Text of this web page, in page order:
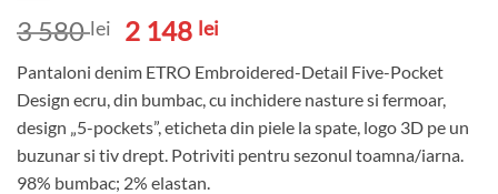
3 580lei
Prețul
a
fost:
3
580 lei.
2 148 leiPrețul
este:
2
148 lei.
Pantaloni denim ETRO Embroidered-Detail Five-Pocket
Design ecru, din bumbac, cu inchidere nasture si fermoar,
design „5-pockets”, eticheta din piele la spate, logo 3D pe un
buzunar si tiv drept. Potriviti pentru sezonul toamna/iarna.
98% bumbac; 2% elastan.